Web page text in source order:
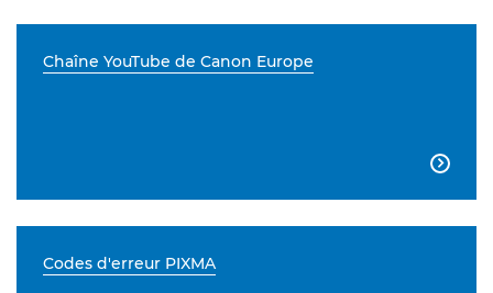
Chaîne YouTube de Canon Europe

Codes d'erreur PIXMA